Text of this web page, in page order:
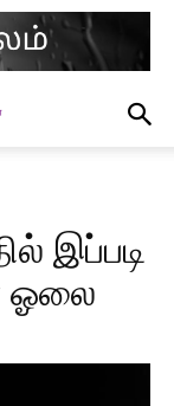
இப்படி
ஓலை